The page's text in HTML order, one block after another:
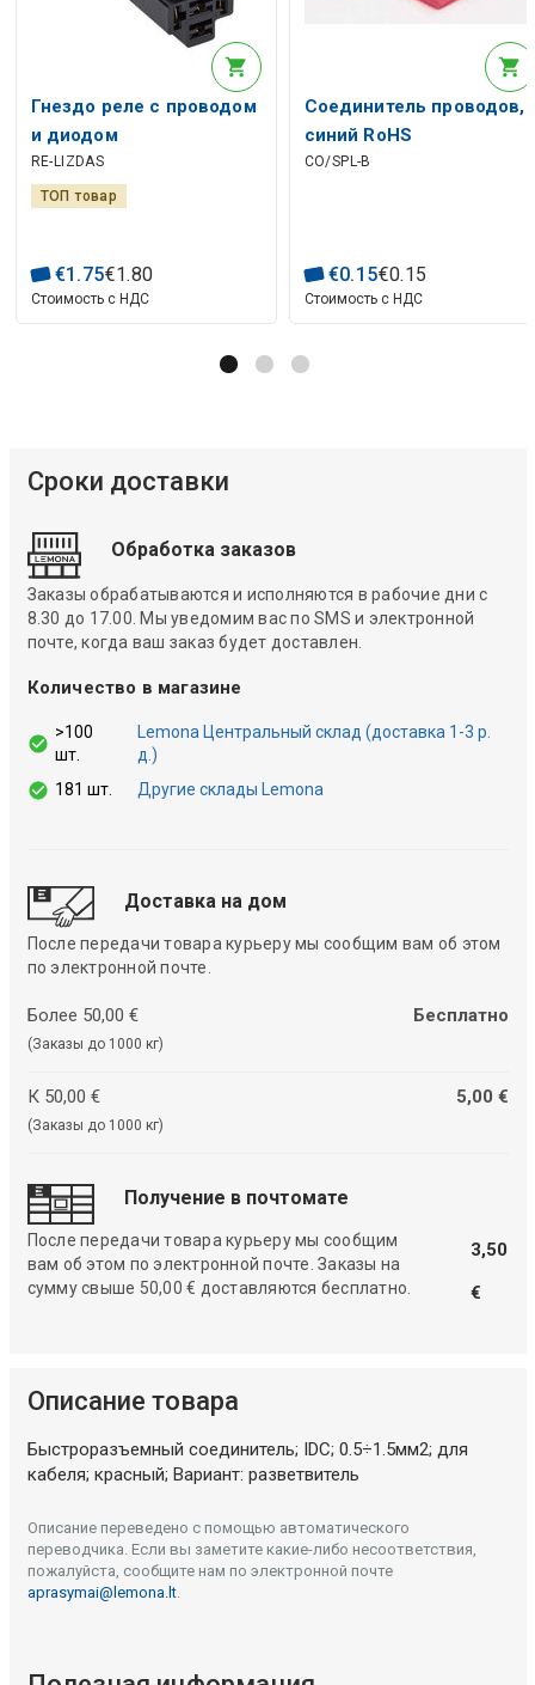
Гнездо реле с проводом
и диодом
RE-LIZDAS
ТОП товар
€1 .75€1.80
Стоимость с НДС
Соединитель проводов,
синий RoHS
CO/SPL-B
€0.15€0.15
Стоимость с НДС
Сроки доставки
Обработка заказов
Заказы обрабатываются и исполняются в рабочие дни с
8.30 до 17.00. Мы уведомим вас по SMS и электронной
почте, когда ваш заказ будет доставлен.
Количество в магазине
>100
шт.
Lemona Центральный склад (доставка 1-3 р.
д.)
181 шт.
Другие склады Lemona
Доставка на дом
После передачи товара курьеру мы сообщим вам об этом
по электронной почте.
Более 50,00 €
(Заказы до 1000 кг)
Бесплатно
К 50,00 €
(Заказы до 1000 кг)
5,00 €
Получение в почтомате
После передачи товара курьеру мы сообщим
вам об этом по электронной почте. Заказы на
сумму свыше 50,00 € доставляются бесплатно.
3,50
€
Описание товара
Быстроразъемный соединитель; IDC; 0.5÷1.5мм2; для
кабеля; красный; Вариант: разветвитель
Описание переведено с помощью автоматического
переводчика. Если вы заметите какие-либо несоответствия,
пожалуйста, сообщите нам по электронной почте
aprasymai@lemona.lt.